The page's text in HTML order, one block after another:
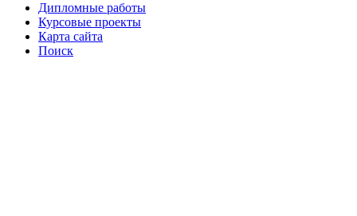
Дипломные работы
Курсовые проекты
Карта сайта
Поиск